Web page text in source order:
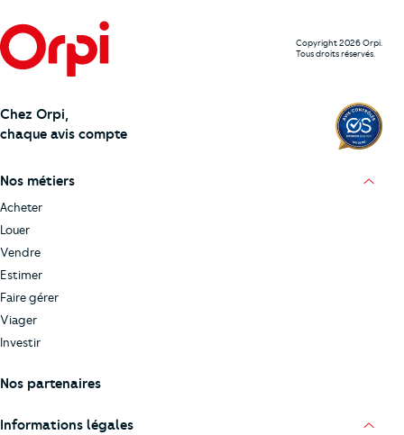
Copyright 2026 Orpi.
Tous droits réservés.
Chez Orpi,
chaque avis compte
Nos métiers
Acheter
Louer
Vendre
Estimer
Faire gérer
Viager
Investir
Nos partenaires
Informations légales